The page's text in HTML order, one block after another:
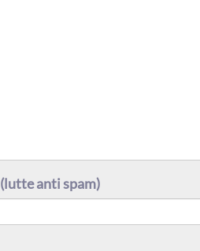
(lutte anti spam)